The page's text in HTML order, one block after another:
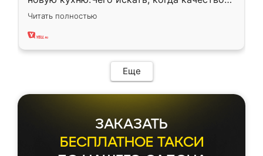
вполне довольна. Служит кухня уже почти
два года, нареканий нет.
Читать полностью
Еще
ЗАКАЗАТЬ
БЕСПЛАТНОЕ ТАКСИ